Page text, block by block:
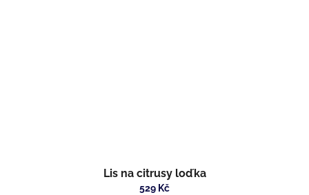
Lis na citrusy loďka
529 Kč